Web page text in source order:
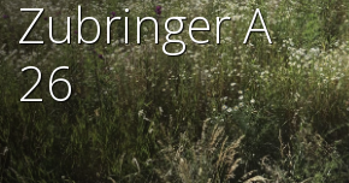
Zubringer A
26